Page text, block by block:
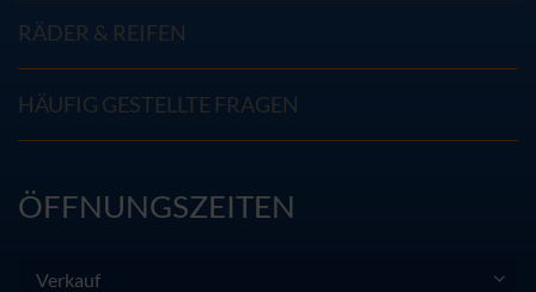
RÄDER & REIFEN
HÄUFIG GESTELLTE FRAGEN
ÖFFNUNGSZEITEN
Verkauf